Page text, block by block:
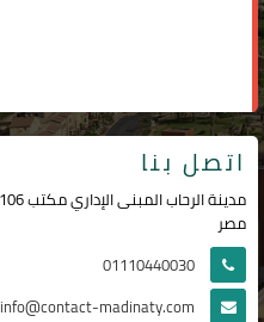
اتصل بنا
مصر
01110440030
info@contact-madinaty.com